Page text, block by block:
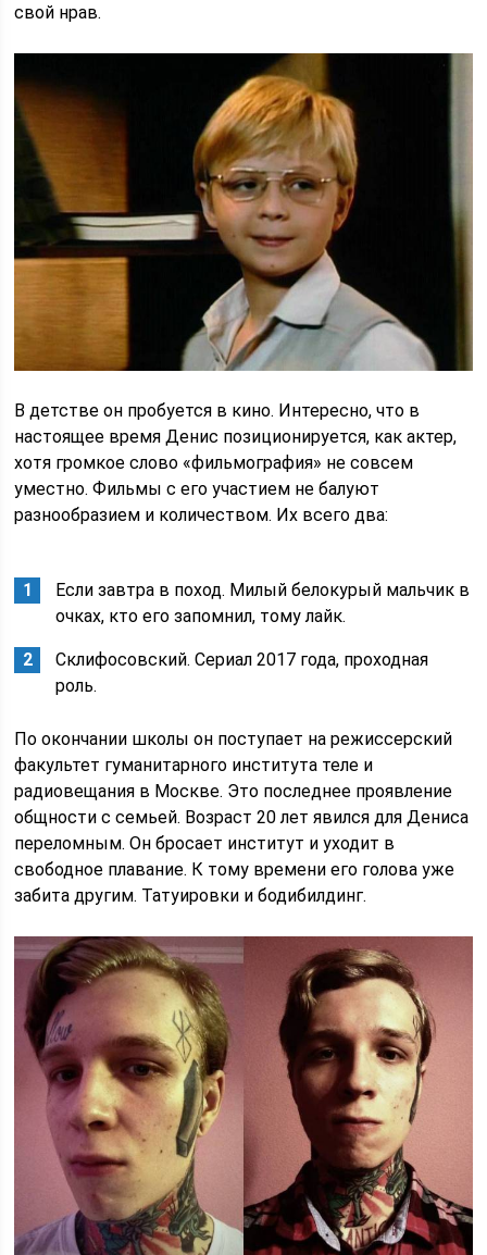
свой нрав.
В детстве он пробуется в кино. Интересно, что в
настоящее время Денис позиционируется, как актер,
хотя громкое слово «фильмография» не совсем
уместно. Фильмы с его участием не балуют
разнообразием и количеством. Их всего два:
Если завтра в поход. Милый белокурый мальчик в
очках, кто его запомнил, тому лайк.
Склифосовский. Сериал 2017 года, проходная
роль.
По окончании школы он поступает на режиссерский
факультет гуманитарного института теле и
радиовещания в Москве. Это последнее проявление
общности с семьей. Возраст 20 лет явился для Дениса
переломным. Он бросает институт и уходит в
свободное плавание. К тому времени его голова уже
забита другим. Татуировки и бодибилдинг.